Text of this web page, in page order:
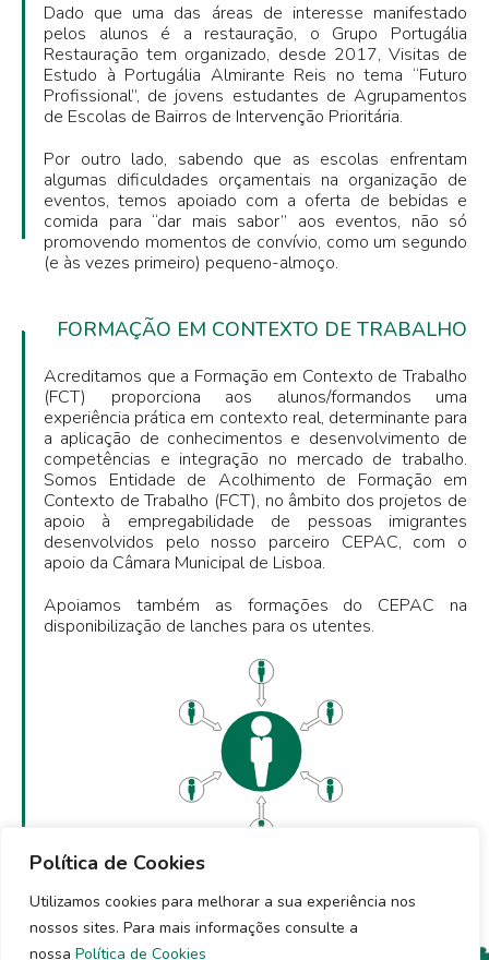
Política de Cookies
Utilizamos cookies para melhorar a sua experiência nos
nossos sites. Para mais informações consulte a
nossa Política de Cookies
Dado que uma das áreas de interesse manifestado
pelos alunos é a restauração, o Grupo Portugália
Restauração tem organizado, desde 2017, Visitas de
Estudo à Portugália Almirante Reis no tema “Futuro
Profissional”, de jovens estudantes de Agrupamentos
de Escolas de Bairros de Intervenção Prioritária.
Por outro lado, sabendo que as escolas enfrentam
algumas dificuldades orçamentais na organização de
eventos, temos apoiado com a oferta de bebidas e
comida para “dar mais sabor” aos eventos, não só
promovendo momentos de convívio, como um segundo
(e às vezes primeiro) pequeno-almoço.
FORMAÇÃO EM CONTEXTO DE TRABALHO
Acreditamos que a Formação em Contexto de Trabalho
(FCT) proporciona aos alunos/formandos uma
experiência prática em contexto real, determinante para
a aplicação de conhecimentos e desenvolvimento de
competências e integração no mercado de trabalho.
Somos Entidade de Acolhimento de Formação em
Contexto de Trabalho (FCT), no âmbito dos projetos de
apoio à empregabilidade de pessoas imigrantes
desenvolvidos pelo nosso parceiro CEPAC, com o
apoio da Câmara Municipal de Lisboa.
Apoiamos também as formações do CEPAC na
disponibilização de lanches para os utentes.